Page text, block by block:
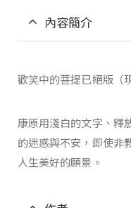
內容簡介
歡笑中的菩提已絕版（
康原用淺白的文字、釋
的迷惑與不安，即使非
人生美好的願景。